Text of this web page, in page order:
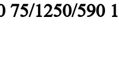
75/1250/590